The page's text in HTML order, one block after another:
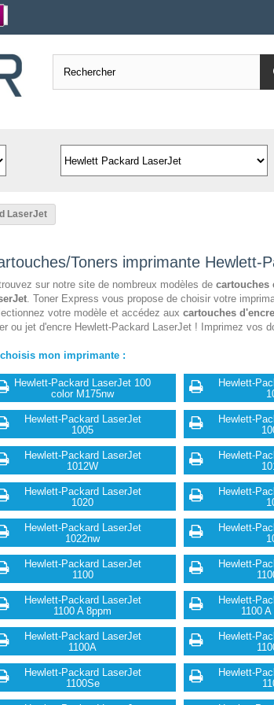
LaserJet
Toners imprimante Hewlett-
sur notre site de nombreux modèles de cartouches
. Toner Express vous propose de choisir votre
votre modèle et accédez aux cartouches
ou jet d'encre Hewlett-Packard LaserJet ! Imprimez vos
mon imprimante :
Hewlett-Packard LaserJet 100
color M175nw
Hewlett-
Hewlett-Packard LaserJet
1005
Hewlett-
Hewlett-Packard LaserJet
1012W
Hewlett-
Hewlett-Packard LaserJet
1020
Hewlett-
Hewlett-Packard LaserJet
1022nw
Hewlett-
Hewlett-Packard LaserJet
1100
Hewlett-
Hewlett-Packard LaserJet
1100 A 8ppm
Hewlett-
1100
Hewlett-Packard LaserJet
1100A
Hewlett-
Hewlett-Packard LaserJet
1100Se
Hewlett-